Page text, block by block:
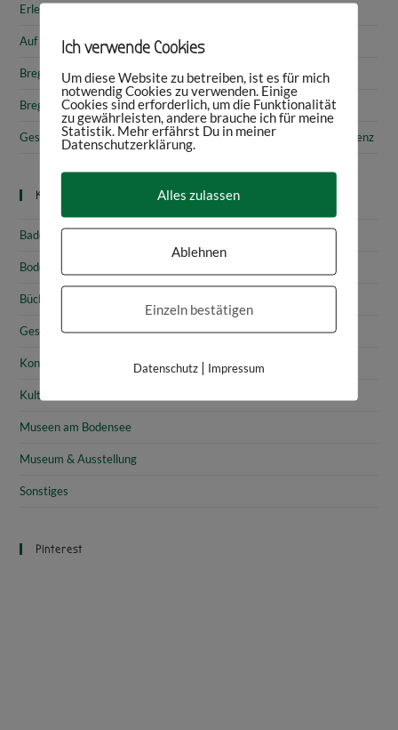
Erlebnisse am Bodensee
Auf den Spuren von Annette von Droste-Hülshoff in Meersburg
Bregenz: Kirchen, Kapellen & Kultur
Bregenz: Stadtgeschichte & Sehenswürdigkeiten
Gesammelte Schätze Vorarlbergs: Das vorarlberg museum in Bregenz
Kategorien
Baden-Württemberg
Bodensee
Bücher & Rezensionen
Geschichte & Kultur
Konstanz
Kultur & Geschichte am Bodensee
Museen am Bodensee
Museum & Ausstellung
Sonstiges
Pinterest
Ich verwende Cookies
Um diese Website zu betreiben, ist es für mich
notwendig Cookies zu verwenden. Einige
Cookies sind erforderlich, um die Funktionalität
zu gewährleisten, andere brauche ich für meine
Statistik. Mehr erfährst Du in meiner
Datenschutzerklärung.
Alles zulassen
Ablehnen
Einzeln bestätigen
Datenschutz| Impressum